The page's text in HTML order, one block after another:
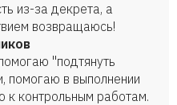
из-за декрета, а
возвращаюсь!
"подтянуть
помогаю в выполнении
к контрольным работам.